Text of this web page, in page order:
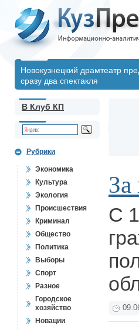
Новокузнецкий драмтеатр
сразу два спектакля
В Клуб КП
Рубрики
Экономика
Культура
Экология
Происшествия
Криминал
Общество
Политика
Выборы
Спорт
Разное
Городское
хозяйство
Новации
За
С